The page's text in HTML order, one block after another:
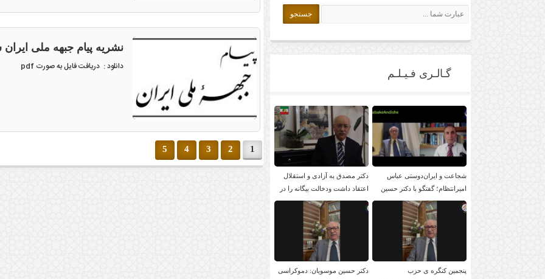
نشریه پیام جبهه ملی ایران شماره ۲۱۸ مورخ
دانلود : دریافت فایل به صورت pdf
1
2
3
4
5
گـالـری فـیـلـم
شجاعت و ایران‌دوستی عباس
امیرانتظام؛ گفتگو با دکتر حسین
موسویان
دکتر مصدق به آزادی و استقلال
اعتقاد داشت ودخالت بیگانه را در
امور داخلی بر نمی تابید.
پنجمین کنگره ی حزب
دکتر حسین موسویان: دموکراسی